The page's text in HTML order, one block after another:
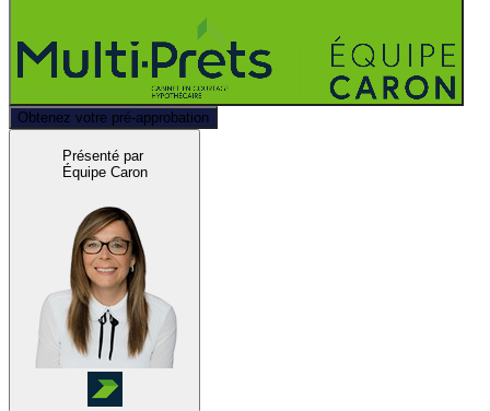
Obtenez votre pré-approbation
Présenté par
Équipe Caron